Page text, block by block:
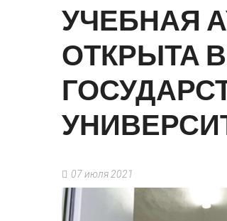
УЧЕБНАЯ
ОТКРЫТАВ
07 июля 2021